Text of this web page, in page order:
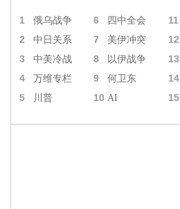
1 俄乌战争 6 四中全会 11
2 中日关系 7 美伊冲突 12
3 中美冷战 8 以伊战争 13
4 万维专栏 9 何卫东 14
5 川普 10 AI 15